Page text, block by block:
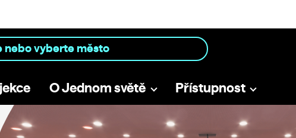
O Jednom světě Přístupnost